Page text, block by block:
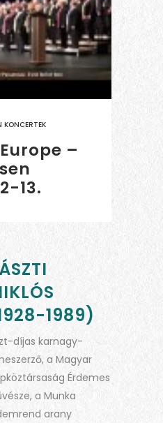
KONCERTEK
–
13.
1989)
díjas karnagy-
a Magyar
Érdemes
a Munka
arany